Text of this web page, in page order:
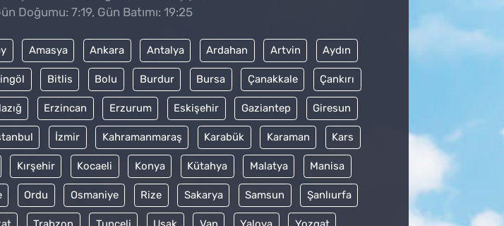
Doğumu: 7:19, Gün Batımı: 19:25
Amasya Ankara Antalya Ardahan Artvin Aydın
Bitlis Bolu Burdur Bursa Çanakkale Çankırı
Erzincan Erzurum Eskişehir Gaziantep Giresun
İzmir Kahramanmaraş Karabük Karaman Kars
Kırşehir Kocaeli Konya Kütahya Malatya Manisa
Ordu Osmaniye Rize Sakarya Samsun Şanlıurfa